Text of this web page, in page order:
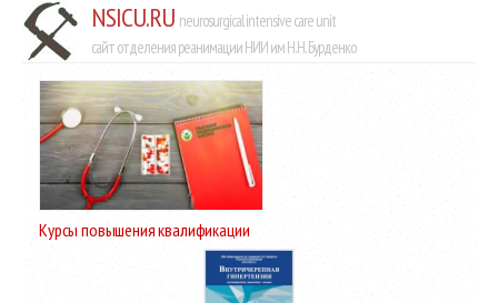
NSICU.RU neurosurgical intensive care unit
сайт отделения реанимации НИИ им Н.Н. Бурденко
Курсы повышения квалификации